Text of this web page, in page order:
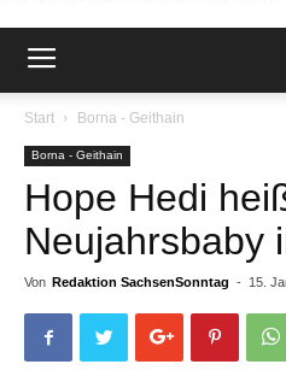
Start Borna - Geithain
Borna - Geithain
Hope Hedi
Neujahrsbaby
Von Redaktion SachsenSonntag - 15.